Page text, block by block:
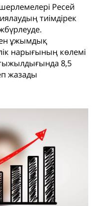
Ресей
тиімдірек
ұжымдық
нарығының көлемі
8,5
жазады